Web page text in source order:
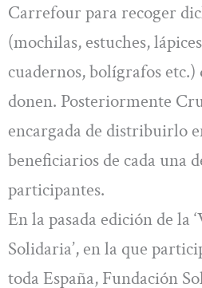
Carrefour para recoger
(mochilas, estuches,
cuadernos, bolígrafos etc.)
donen. Posteriormente
encargada de distribuirlo
beneficiarios de cada una
participantes.
En la pasada edición de la
Solidaria’, en la que
toda España, Fundación